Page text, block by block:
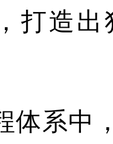
打造
体系中